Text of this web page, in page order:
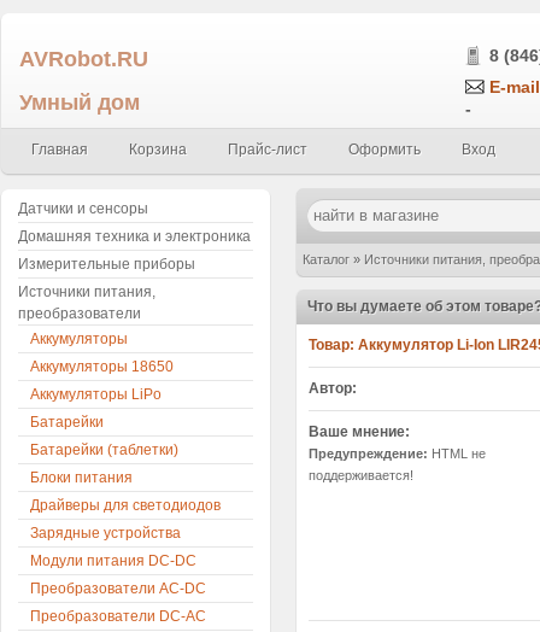
AVRobot.RU
Умный дом
8
E-
-
Главная Корзина Прайс-лист Оформить Вход
Каталог » Источники питания,
Что вы думаете об этом
Товар: Аккумулятор Li-Ion
Автор:
Ваше мнение:
Предупреждение: HTML не
поддерживается!
Датчики и сенсоры
Домашняя техника и электроника
Измерительные приборы
Источники питания,
преобразователи
Аккумуляторы
Аккумуляторы 18650
Аккумуляторы LiPo
Батарейки
Батарейки (таблетки)
Блоки питания
Драйверы для светодиодов
Зарядные устройства
Модули питания DC-DC
Преобразователи AC-DC
Преобразователи DC-AC